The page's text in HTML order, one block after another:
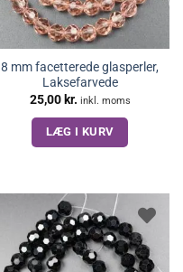
8 mm facetterede glasperler,
Laksefarvede
25,00kr. inkl. moms
LÆG I KURV